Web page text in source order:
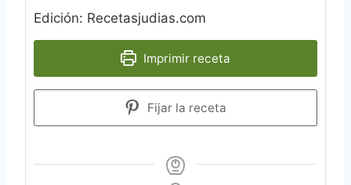
Edición: Recetasjudias.com
Imprimir receta
Fijar la receta